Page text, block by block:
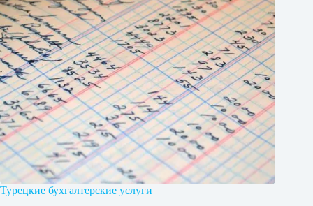
Турецкие бухгалтерские услуги